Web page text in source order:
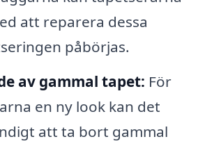
att reparera dessa
påbörjas.
av gammal tapet: För
en ny look kan det
att ta bort gammal